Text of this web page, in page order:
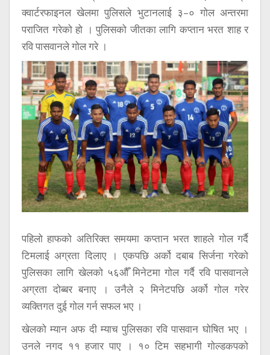
क्वार्टरफाइनल खेलमा पुलिसले भुटानलाई ३–० गोल अन्तरमा
पराजित गरेको हो । पुलिसको जीतका लागि कप्तान भरत शाह र
रवि पासवानले गोल गरे ।
पहिलो हाफको अतिरिक्त समयमा कप्तान भरत शाहले गोल गर्दै
टिमलाई अग्रता दिलाए । एकपछि अर्को दबाब सिर्जना गरेको
पुलिसका लागि खेलको ५६औँ मिनेटमा गोल गर्दै रवि पासवानले
अग्रता दोब्बर बनाए । उनैले २ मिनेटपछि अर्को गोल गरेर
व्यक्तिगत दुई गोल गर्न सफल भए ।
खेलको म्यान अफ दी म्याच पुलिसका रवि पासवान घोषित भए ।
उनले नगद ११ हजार पाए । १० टिम सहभागी गोल्डकपको